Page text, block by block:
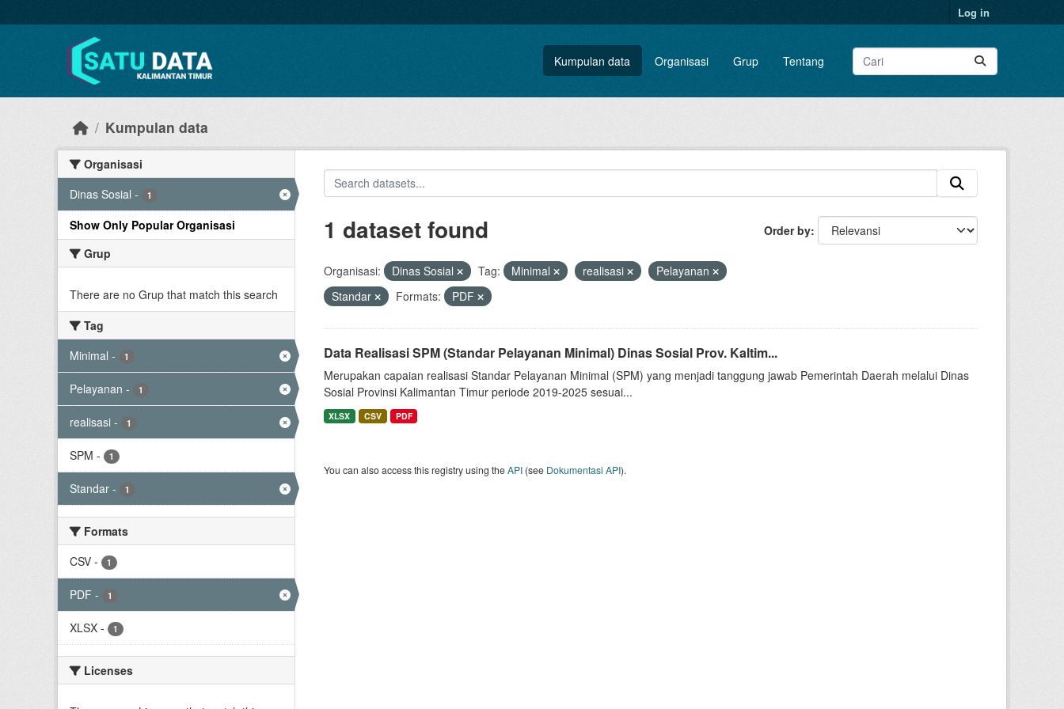
Log in
Kumpulan data Organisasi Grup Tentang
Kumpulan data
Organisasi
Dinas Sosial - 1
Show Only Popular Organisasi
Grup
There are no Grup that match this search
Tag
Minimal - 1
Pelayanan - 1
realisasi - 1
SPM - 1
Standar - 1
Formats
CSV - 1
PDF - 1
XLSX - 1
Licenses
Order by
1 dataset found
Organisasi: Dinas Sosial Tag: Minimal realisasi
Pelayanan
Standar
Formats: PDF
Data Realisasi SPM (Standar Pelayanan Minimal) Dinas Sosial Prov. Kaltim...
Merupakan capaian realisasi Standar Pelayanan Minimal (SPM) yang menjadi tanggung jawab Pemerintah Daerah melalui Dinas
Sosial Provinsi Kalimantan Timur periode 2019-2025 sesuai...
XLSX CSV PDF
You can also access this registry using theAPI(see Dokumentasi API).